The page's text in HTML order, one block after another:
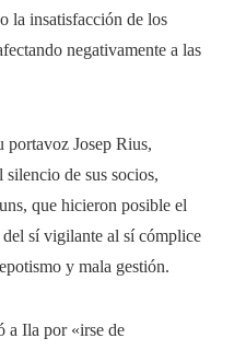
la insatisfacción de los
negativamente a las
portavoz Josep Rius,
de sus socios,
que hicieron posible el
sí vigilante al sí cómplice
y mala gestión.
a Ila por «irse de